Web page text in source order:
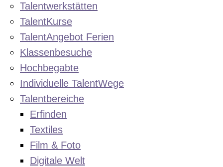
Talentwerkstätten
TalentKurse
TalentAngebot Ferien
Klassenbesuche
Hochbegabte
Individuelle TalentWege
Talentbereiche
Erfinden
Textiles
Film & Foto
Digitale Welt